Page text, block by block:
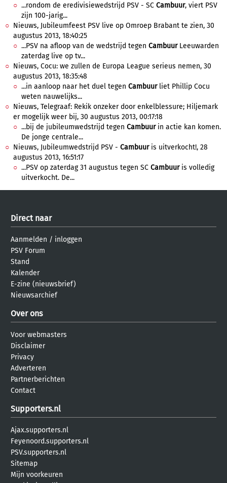
...rondom de eredivisiewedstrijd PSV - SC Cambuur, viert PSV
zijn 100-jarig...
Nieuws, Jubileumfeest PSV live op Omroep Brabant te zien, 30
augustus 2013, 18:40:25
...PSV na afloop van de wedstrijd tegen CambuurLeeuwarden
zaterdag live op tv...
Nieuws, Cocu: we zullen de Europa League serieus nemen, 30
augustus 2013, 18:35:48
...in aanloop naar het duel tegen Cambuurliet Phillip Cocu
weten nauwelijks...
Nieuws, Telegraaf: Rekik onzeker door enkelblessure; Hiljemark
er mogelijk weer bij, 30 augustus 2013, 00:17:18
...bij de jubileumwedstrijd tegen Cambuurin actie kan komen.
De jonge centrale...
Nieuws, Jubileumwedstrijd PSV - Cambuuris uitverkocht!, 28
augustus 2013, 16:51:17
...PSV op zaterdag 31 augustus tegen SC Cambuuris volledig
uitverkocht. De...
Direct naar
Aanmelden / inloggen
PSV Forum
Stand
Kalender
E-zine (nieuwsbrief)
Nieuwsarchief
Over ons
Voor webmasters
Disclaimer
Privacy
Adverteren
Partnerberichten
Contact
Supporters.nl
Ajax.supporters.nl
Feyenoord.supporters.nl
PSV.supporters.nl
Sitemap
Mijn voorkeuren